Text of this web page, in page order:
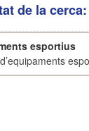
de la
esportius